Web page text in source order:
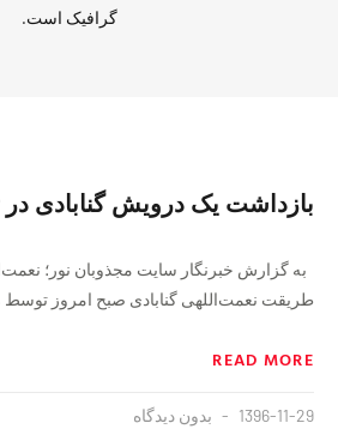
گرافیک است.
بازداشت یک درویش گنابادی در
به گزارش خبرنگار سایت مجذوبان نور؛
طریقت نعمت‌اللهی گنابادی صبح امروز توسط
READ MORE
1396-11-29 بدون دیدگاه